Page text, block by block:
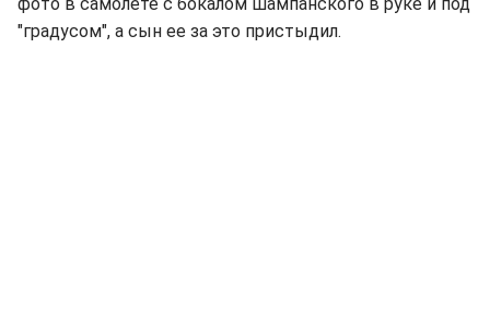
"градусом", а сын ее за это пристыдил.